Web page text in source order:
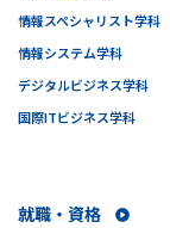
情報スペシャリスト学科
情報システム学科
デジタルビジネス学科
国際ITビジネス学科
就職・資格